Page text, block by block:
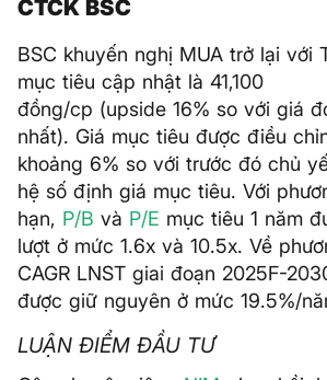
CTCK BSC
BSC khuyến nghị MUA trở lại với
mục tiêu cập nhật là 41,100
đồng/cp (upside 16% so với giá
nhất). Giá mục tiêu được điều
khoảng 6% so với trước đó chủ
hệ số định giá mục tiêu. Với
hạn, P/B và P/E mục tiêu 1 năm
lượt ở mức 1.6x và 10.5x. Về
CAGR LNST giai đoạn 2025F-
được giữ nguyên ở mức 19.5%/
LUẬN ĐIỂM ĐẦU TƯ